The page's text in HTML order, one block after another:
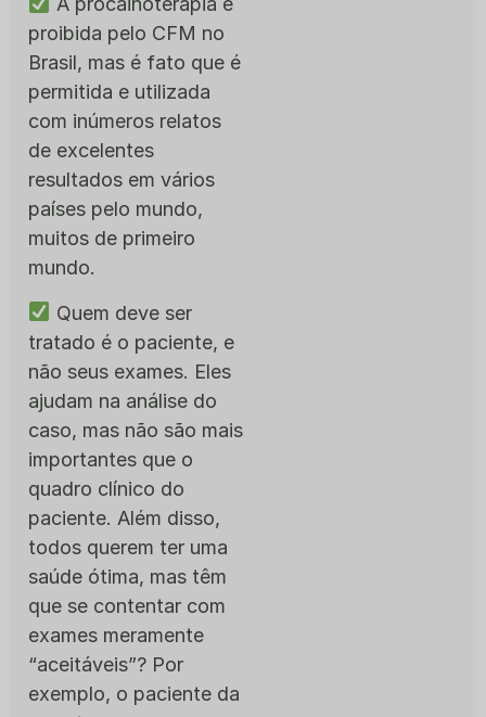
proibida pelo CFM no
Brasil, mas é fato que é
permitida e utilizada
com inúmeros relatos
de excelentes
resultados em vários
países pelo mundo,
muitos de primeiro
mundo.
Quem deve ser
tratado é o paciente, e
não seus exames. Eles
ajudam na análise do
caso, mas não são mais
importantes que o
quadro clínico do
paciente. Além disso,
todos querem ter uma
saúde ótima, mas têm
que se contentar com
exames meramente
“aceitáveis”? Por
exemplo, o paciente da